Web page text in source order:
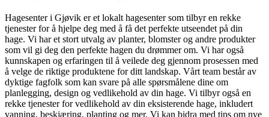
Hagesenter i Gjøvik er et lokalt hagesenter som tilbyr en rekke
tjenester for å hjelpe deg med å få det perfekte utseendet på din
hage. Vi har et stort utvalg av planter, blomster og andre produkter
som vil gi deg den perfekte hagen du drømmer om. Vi har også
kunnskapen og erfaringen til å veilede deg gjennom prosessen med
å velge de riktige produktene for ditt landskap. Vårt team består av
dyktige fagfolk som kan svare på alle spørsmålene dine om
planlegging, design og vedlikehold av din hage. Vi tilbyr også en
rekke tjenester for vedlikehold av din eksisterende hage, inkludert
vanning, beskjæring, planting og mer. Vi kan bidra med tips om nye